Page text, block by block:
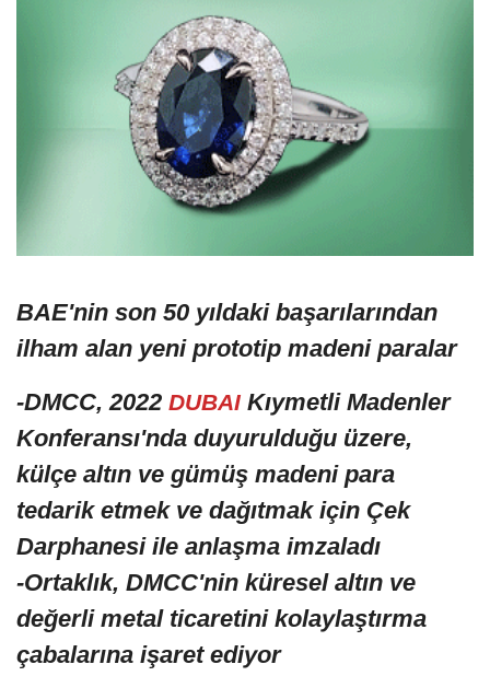
BAE'nin son 50 yıldaki başarılarından
ilham alan yeni prototip madeni paralar
-DMCC, 2022 DUBAI Kıymetli Madenler
Konferansı'nda duyurulduğu üzere,
külçe altın ve gümüş madeni para
tedarik etmek ve dağıtmak için Çek
Darphanesi ile anlaşma imzaladı
-Ortaklık, DMCC'nin küresel altın ve
değerli metal ticaretini kolaylaştırma
çabalarına işaret ediyor